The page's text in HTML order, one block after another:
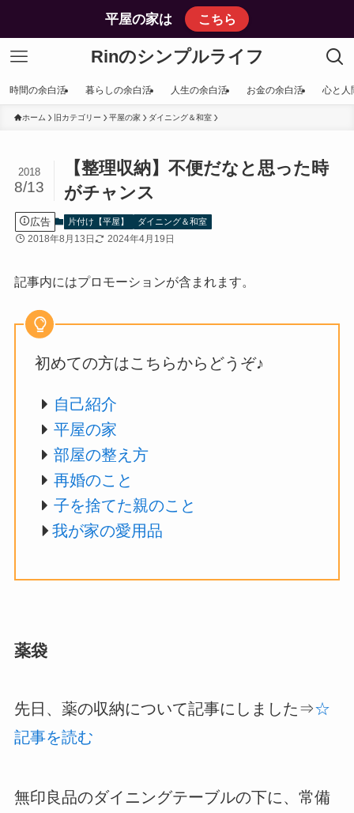
平屋の家は こちら
Rinのシンプルライフ
時間の余白活 暮らしの余白活 人生の余白活 お金の余白活 心と人
ホーム 旧カテゴリー 平屋の家 ダイニング＆和室
【整理収納】不便だなと思った時
がチャンス
2018
8/13
広告 片付け【平屋】 ダイニング＆和室
2018年8月13日 2024年4月19日
記事内にはプロモーションが含まれます。
初めての方はこちらからどうぞ♪
自己紹介
平屋の家
部屋の整え方
再婚のこと
子を捨てた親のこと
我が家の愛用品
薬袋
先日、薬の収納について記事にしました⇒☆
記事を読む
無印良品のダイニングテーブルの下に、常備